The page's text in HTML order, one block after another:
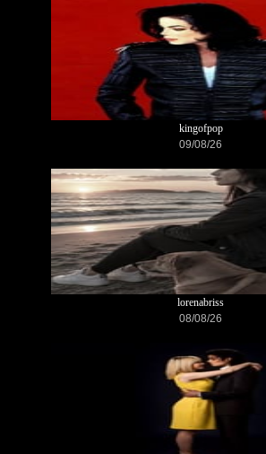
kingofpop
09/08/26
lorenabriss
08/08/26